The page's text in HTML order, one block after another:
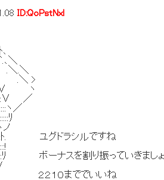
ID:QoPstNxl
＼
.＼.＼
::i .＼ >
ヽ
::::∨ ／
／
ﾘ
グドラシルですね
ナスを割り振っていきましょ
０まででいいね